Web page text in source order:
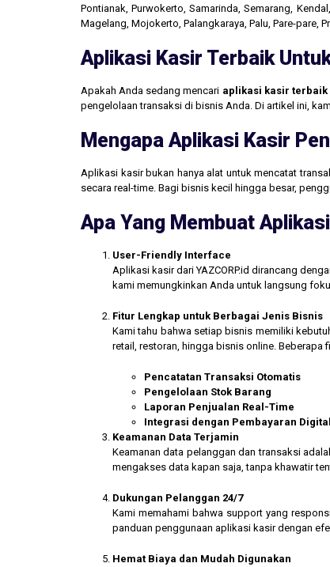
Pontianak, Purwokerto, Samarinda, Semarang,
Magelang, Mojokerto, Palangkaraya, Palu, Pare-pare,
Aplikasi Kasir Terbaik
Apakah Anda sedang mencari aplikasi kasir terbaik
pengelolaan transaksi di bisnis Anda. Di artikel ini,
Mengapa Aplikasi Kasir
Aplikasi kasir bukan hanya alat untuk mencatat
secara real-time. Bagi bisnis kecil hingga besar,
Apa Yang Membuat
User-Friendly Interface
Aplikasi kasir dari YAZCORP.id dirancang
kami memungkinkan Anda untuk langsung
Fitur Lengkap untuk Berbagai Jenis Bisnis
Kami tahu bahwa setiap bisnis memiliki
retail, restoran, hingga bisnis online. Beberapa
Pencatatan Transaksi Otomatis
Pengelolaan Stok Barang
Laporan Penjualan Real-Time
Integrasi dengan Pembayaran Digital
Keamanan Data Terjamin
Keamanan data pelanggan dan transaksi
mengakses data kapan saja, tanpa khawatir
Dukungan Pelanggan 24/7
Kami memahami bahwa support yang
panduan penggunaan aplikasi kasir dengan
Hemat Biaya dan Mudah Digunakan